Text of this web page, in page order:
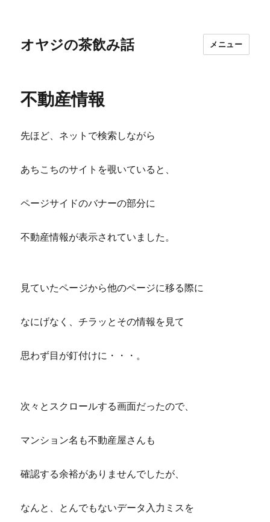
オヤジの茶飲み話 メニュー
不動産情報
先ほど、ネットで検索しながら
あちこちのサイトを覗いていると、
ページサイドのバナーの部分に
不動産情報が表示されていました。
見ていたページから他のページに移る際に
なにげなく、チラッとその情報を見て
思わず目が釘付けに・・・。
次々とスクロールする画面だったので、
マンション名も不動産屋さんも
確認する余裕がありませんでしたが、
なんと、とんでもないデータ入力ミスを